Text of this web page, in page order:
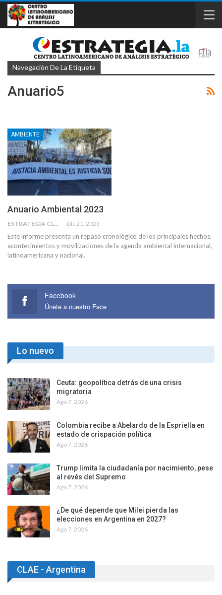
Navegación De La Etiqueta
Anuario5
AMBIENTE
Anuario Ambiental 2023
ESTRATEGIA CLAE Dic 21, 2023
Este informe presenta un repaso cronológico de los principales hechos,
acontecimientos y movilizaciones de la agenda ambiental internacional,
latinoamericana y nacional.
Facebook
Únete a nuestro Face
Lo nuevo
Ceuta: geopolítica detrás de una crisis
migratoria
Ago 7, 2026
Colombia recibe a Abelardo de la Espriella en
estado de crispación política
Ago 7, 2026
Trump limita la ciudadanía por nacimiento, pese
al revés del Supremo
Ago 7, 2026
¿De qué depende que Milei pierda las
elecciones en Argentina en 2027?
Ago 7, 2026
CLAE - Argentina